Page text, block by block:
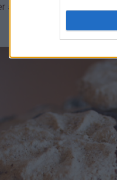
som legges sammen